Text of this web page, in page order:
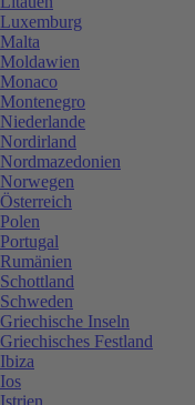
Luxemburg
Malta
Moldawien
Monaco
Montenegro
Niederlande
Nordirland
Nordmazedonien
Norwegen
Österreich
Polen
Portugal
Rumänien
Schottland
Schweden
Griechische Inseln
Griechisches Festland
Ibiza
Ios
Istrien